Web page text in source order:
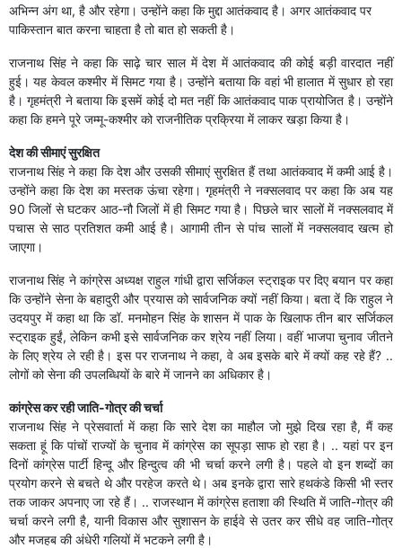
अभिन्न अंग था, है और रहेगा। उन्होंने कहा कि मुद्दा आतंकवाद है। अगर आतंकवाद पर
पाकिस्तान बात करना चाहता है तो बात हो सकती है।
राजनाथ सिं​ह ने कहा कि साढ़े चार साल में देश में आतंकवाद की कोई बड़ी वारदात नहीं
हुई। यह केवल कश्मीर में सिमट गया है। उन्होंने बताया कि वहां भी हालात में सुधार हो रहा
है। गृहमंत्री ने बताया कि इसमें कोई दो मत नहीं कि आतंकवाद पाक प्रायोजित है। उन्होंने
कहा कि हमने पूरे जम्मू-कश्मीर को राजनीतिक प्रक्रिया में लाकर खड़ा किया है।
देश की सीमाएं सुरक्षित
राजनाथ सिं​ह ने कहा कि देश और उसकी सीमाएं सुरक्षित हैं तथा आतंकवाद में कमी आई है।
उन्होंने कहा कि देश का मस्तक ऊंचा रहेगा। गृहमंत्री ने नक्सलवाद पर कहा कि अब यह
90 जिलों से घटकर आठ-नौ जिलों में ही सिमट गया है। पिछले चार सालों में नक्सलवाद में
पचास से साठ प्रतिशत कमी आई है। आगामी तीन से पांच सालों में नक्सलवाद खत्म हो
जाएगा।
राजनाथ सिंह ने कांग्रेस अध्यक्ष राहुल गांधी द्वारा सर्जिकल स्ट्राइक पर दिए बयान पर कहा
कि उन्होंने सेना के बहादुरी और प्रयास को सार्वजनिक क्यों नहीं किया। बता दें ​कि राहुल ने
उदयपुर में कहा था कि डॉ. मनमोहन सिंह​ के शासन में पाक के खिलाफ तीन बार सर्जिकल
स्ट्राइक हुईं, लेकिन कभी इसे सार्वजनिक कर श्रेय नहीं लिया। वहीं भाजपा चुनाव जीतने
के लिए श्रेय ले रही है। इस पर राजनाथ ने कहा, वे अब इसके बारे में क्यों कह रहे हैं? ..
लोगों को सेना की उपलब्धियों के बारे में जानने का अधिकार है।
कांग्रेस कर रही जाति-गोत्र की चर्चा
राजनाथ सिंह ने प्रेसवार्ता में कहा कि सारे देश का माहौल जो मुझे दिख रहा है, मैं कह
सकता हूं कि पांचों राज्यों के चुनाव में कांग्रेस का सूपड़ा साफ हो रहा है। .. यहां पर इन
दिनों कांग्रेस पार्टी हिन्दू और हिन्दुत्व की भी चर्चा करने लगी है। पहले वो इन शब्दों का
प्रयोग करने से बचते थे और परहेज करते थे। अब इनके द्वारा सारे हथकंडे किसी भी स्तर
तक जाकर अपनाए जा रहे हैं। .. राजस्थान में कांग्रेस हताशा की स्थिति में जाति-गोत्र की
चर्चा करने लगी है, यानी विकास और सुशासन के हाईवे से उतर कर सीधे वह जाति-गोत्र
और मजहब की अंधेरी गलियों में भटकने लगी है।